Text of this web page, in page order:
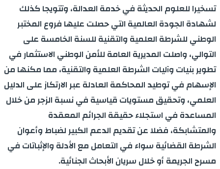
تسخيرا للعلوم الحديثة في خدمة العدالة، وتتويجا كذلك
لشهادة الجودة العالمية التي حصلت عليها فروع المختبر
الوطني للشرطة العلمية والتقنية للسنة الخامسة على
التوالي، واصلت المديرية العامة للأمن الوطني الاستثمار في
تطوير بنيات وآليات الشرطة العلمية والتقنية، مما مكنها من
الإسهام في توطيد المحاكمة العادلة عبر الارتكاز على الدليل
العلمي، وتحقيق مستويات قياسية في نسبة الزجر من خلال
المساعدة في استجلاء حقيقة الجرائم المعقدة
والمتشابكة، فضلا عن تقديم الدعم الكبير لضباط وأعوان
الشرطة القضائية سواء في التعامل مع الأدلة والإثباتات في
مسرح الجريمة أو خلال سريان الأبحاث الجنائية.